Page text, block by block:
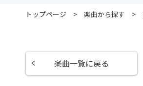
トップページ 楽曲から探す
楽曲一覧に戻る